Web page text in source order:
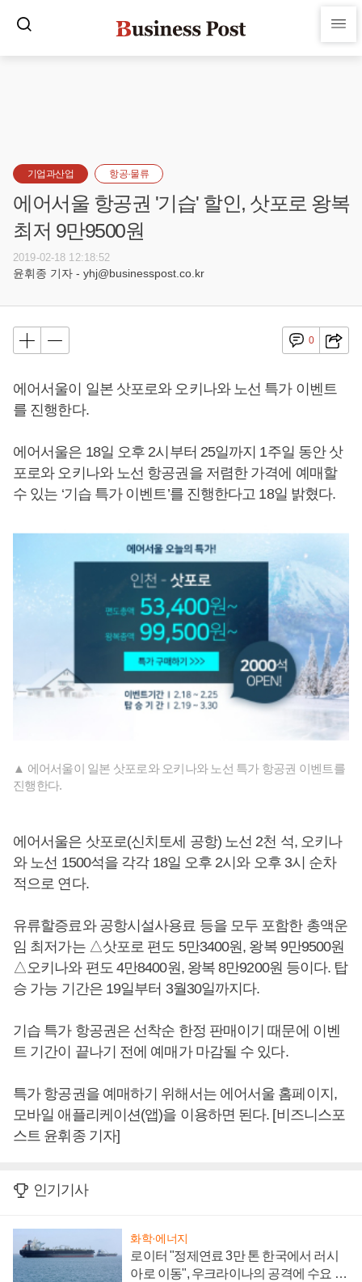
기업과산업 항공·물류
에어서울 항공권 '기습' 할인, 삿포로 왕복
최저 9만9500원
2019-02-18 12:18:52
윤휘종 기자 - yhj@businesspost.co.kr
0
에어서울이 일본 삿포로와 오키나와 노선 특가 이벤트
를 진행한다.
에어서울은 18일 오후 2시부터 25일까지 1주일 동안 삿
포로와 오키나와 노선 항공권을 저렴한 가격에 예매할
수 있는 ‘기습 특가 이벤트’를 진행한다고 18일 밝혔다.
▲ 에어서울이 일본 삿포로와 오키나와 노선 특가 항공권 이벤트를
진행한다.
에어서울은 삿포로(신치토세 공항) 노선 2천 석, 오키나
와 노선 1500석을 각각 18일 오후 2시와 오후 3시 순차
적으로 연다.
유류할증료와 공항시설사용료 등을 모두 포함한 총액운
임 최저가는 △삿포로 편도 5만3400원, 왕복 9만9500원
△오키나와 편도 4만8400원, 왕복 8만9200원 등이다. 탑
승 가능 기간은 19일부터 3월30일까지다.
기습 특가 항공권은 선착순 한정 판매이기 때문에 이벤
트 기간이 끝나기 전에 예매가 마감될 수 있다.
특가 항공권을 예매하기 위해서는 에어서울 홈페이지,
모바일 애플리케이션(앱)을 이용하면 된다. [비즈니스포
스트 윤휘종 기자]
인기기사
화학·에너지
로이터 "정제연료 3만 톤 한국에서 러시
아로 이동", 우크라이나의 공격에 수요 늘